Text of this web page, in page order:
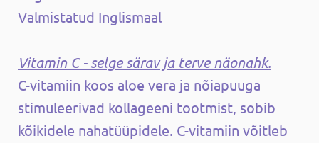
Valmistatud Inglismaal
Vitamin C - selge särav ja terve näonahk.
C-vitamiin koos aloe vera ja nõiapuuga
stimuleerivad kollageeni tootmist, sobib
kõikidele nahatüüpidele. C-vitamiin võitleb